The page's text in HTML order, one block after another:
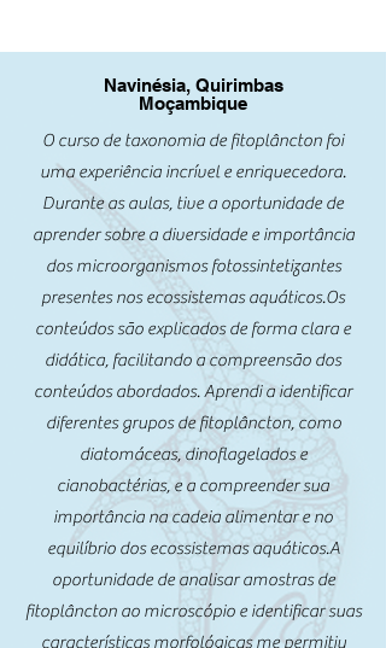
Navinésia, Quirimbas
Moçambique
O curso de taxonomia de fitoplâncton foi
uma experiência incrível e enriquecedora.
Durante as aulas, tive a oportunidade de
aprender sobre a diversidade e importância
dos microorganismos fotossintetizantes
presentes nos ecossistemas aquáticos.Os
conteúdos são explicados de forma clara e
didática, facilitando a compreensão dos
conteúdos abordados. Aprendi a identificar
diferentes grupos de fitoplâncton, como
diatomáceas, dinoflagelados e
cianobactérias, e a compreender sua
importância na cadeia alimentar e no
equilíbrio dos ecossistemas aquáticos.A
oportunidade de analisar amostras de
fitoplâncton ao microscópio e identificar suas
características morfológicas me permitiu